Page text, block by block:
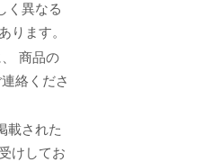
く異なる
ります。
商品の
絡くださ
載された
けしてお